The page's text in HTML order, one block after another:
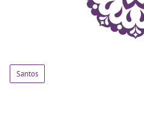
Santos